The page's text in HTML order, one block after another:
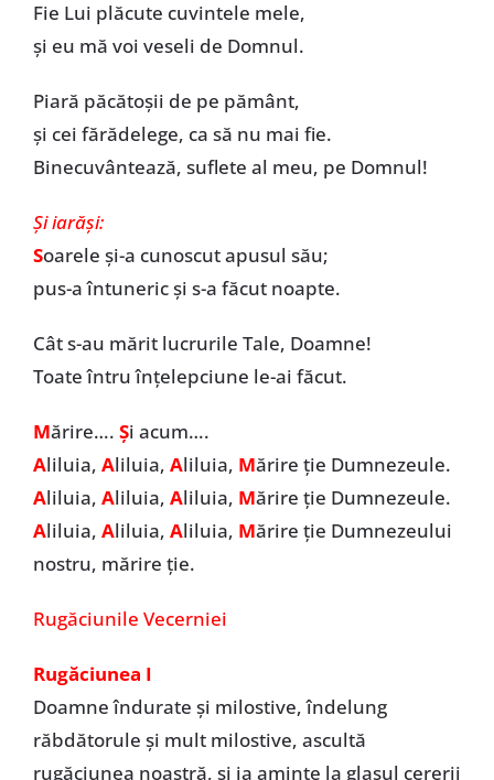
Fie Lui plăcute cuvintele mele,
și eu mă voi veseli de Domnul.
Piară păcătoșii de pe pământ,
și cei fărădelege, ca să nu mai fie.
Binecuvântează, suflete al meu, pe Domnul!
Și iarăși:
Soarele și-a cunoscut apusul său;
pus-a întuneric și s-a făcut noapte.
Cât s-au mărit lucrurile Tale, Doamne!
Toate întru înțelepciune le-ai făcut.
Mărire…. Și acum….
Aliluia, Aliluia, Aliluia, Mărire ție Dumnezeule.
Aliluia, Aliluia, Aliluia, Mărire ție Dumnezeule.
Aliluia, Aliluia, Aliluia, Mărire ție Dumnezeului
nostru, mărire ție.
Rugăciunile Vecerniei
Rugăciunea I
Doamne îndurate şi milostive, îndelung
răbdătorule şi mult milostive, ascultă
rugăciunea noastră, şi ia aminte la glasul cererii